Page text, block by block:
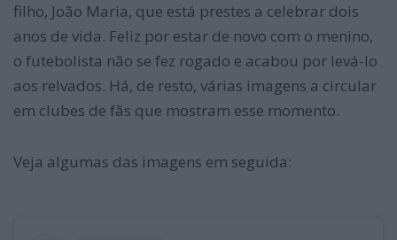
filho, João Maria, que está prestes a celebrar dois
anos de vida. Feliz por estar de novo com o menino,
o futebolista não se fez rogado e acabou por levá-lo
aos relvados. Há, de resto, várias imagens a circular
em clubes de fãs que mostram esse momento.
Veja algumas das imagens em seguida: